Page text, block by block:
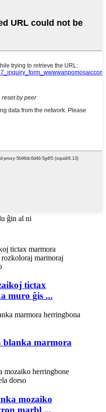
ĝin al ni
tictax
muro ĝis ...
marmora
mozaiko
marbl ...